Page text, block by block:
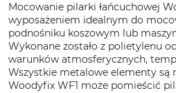
Mocowanie pilarki łańcuchowej
wyposażeniem idealnym do
podnośniku koszowym lub
Wykonane zostało z polietylenu
warunków atmosferycznych,
Wszystkie metalowe elementy są
Woodyfix WF1 może pomieścić